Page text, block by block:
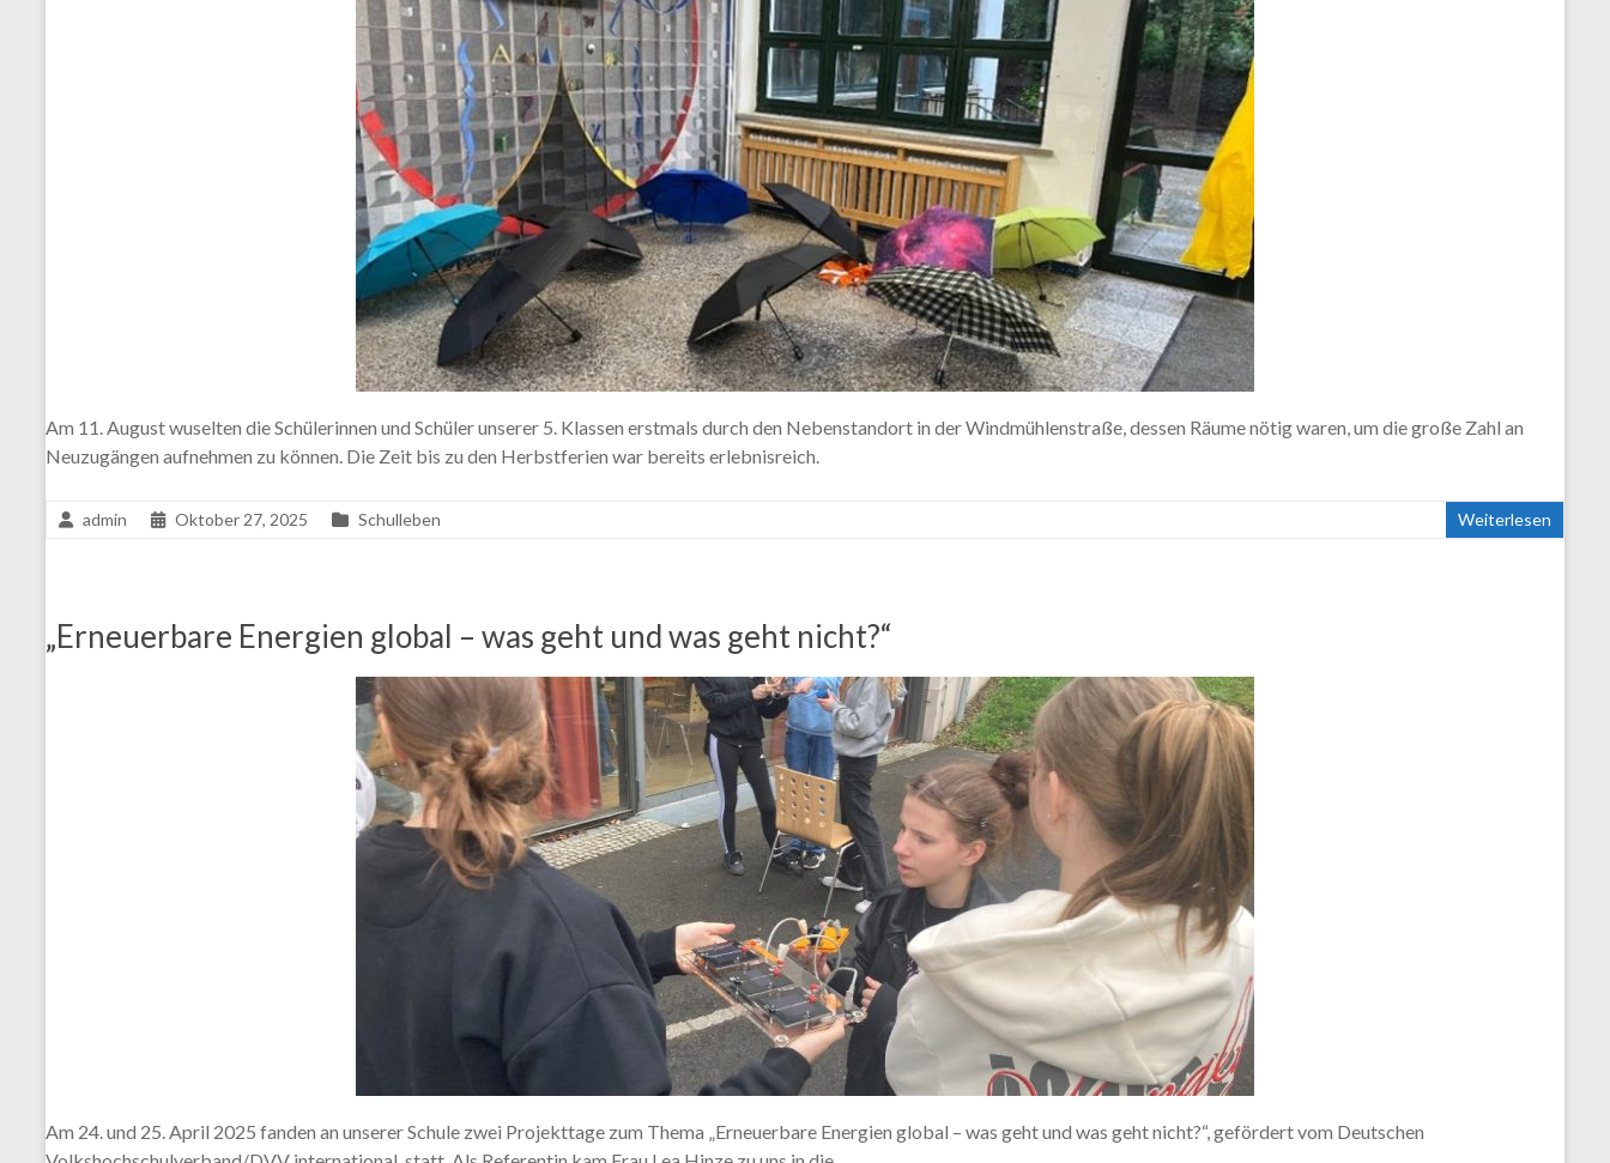
Am 11. August wuselten die Schülerinnen und Schüler unserer 5. Klassen erstmals durch den Nebenstandort in der Windmühlenstraße, dessen Räume nötig waren, um die große Zahl an
Neuzugängen aufnehmen zu können. Die Zeit bis zu den Herbstferien war bereits erlebnisreich.
admin Oktober 27, 2025 Schulleben Weiterlesen
„Erneuerbare Energien global – was geht und was geht nicht?“
Am 24. und 25. April 2025 fanden an unserer Schule zwei Projekttage zum Thema „Erneuerbare Energien global – was geht und was geht nicht?“, gefördert vom Deutschen